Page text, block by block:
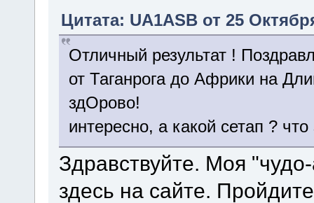
Цитата: UA1ASB от 25
Отличный результат !
от Таганрога до Африки на
здОрово!
интересно, а какой сетап ?
Здравствуйте. Моя
здесь на сайте.